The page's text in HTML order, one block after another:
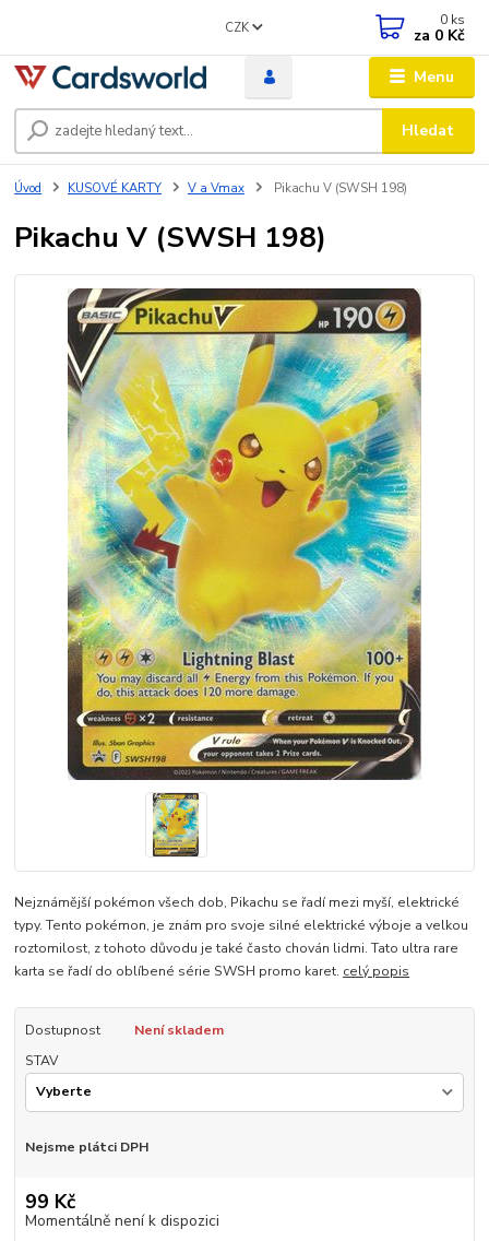
Menu
CZK
Hledat
0 ks
za 0 Kč
Úvod KUSOVÉ KARTY V a Vmax Pikachu V (SWSH 198)
Pikachu V (SWSH 198)
Nejznámější pokémon všech dob, Pikachu se řadí mezi myší, elektrické
typy. Tento pokémon, je znám pro svoje silné elektrické výboje a velkou
roztomilost, z tohoto důvodu je také často chován lidmi. Tato ultra rare
karta se řadí do oblíbené série SWSH promo karet. celý popis
Dostupnost
Není skladem
STAV
Nejsme plátci DPH
99 Kč
Momentálně není k dispozici